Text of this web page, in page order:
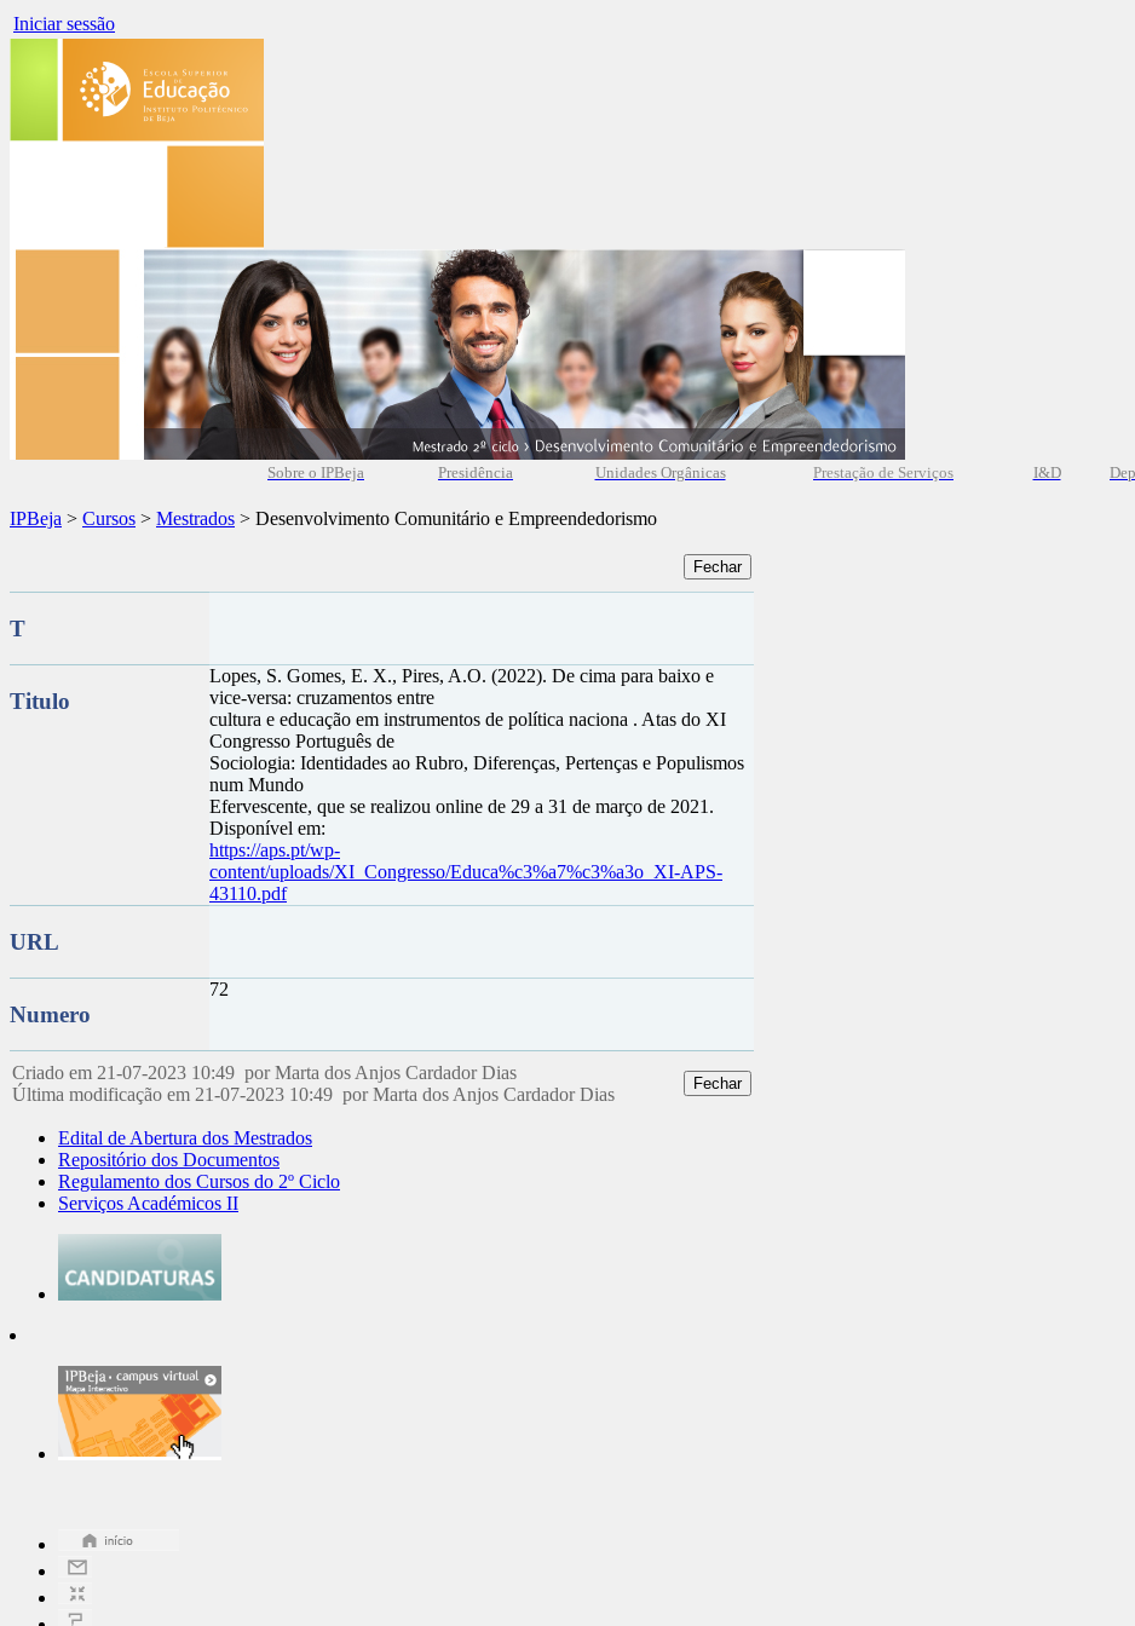
Iniciar sessão
Sobre o IPBeja Presidência Unidades Orgânicas Prestação de Serviços I&D
IPBeja > Cursos > Mestrados > Desenvolvimento Comunitário e Empreendedorismo
T
Titulo
Lopes, S. Gomes, E. X., Pires, A.O. (2022). De cima para baixo e
vice-versa: cruzamentos entre
cultura e educação em instrumentos de política naciona . Atas do XI
Congresso Português de
Sociologia: Identidades ao Rubro, Diferenças, Pertenças e Populismos
num Mundo
Efervescente, que se realizou online de 29 a 31 de março de 2021.
Disponível em:
https://aps.pt/wp-
content/uploads/XI_Congresso/Educa%c3%a7%c3%a3o_XI-APS-
43110.pdf
URL
Numero
72
Criado em 21-07-2023 10:49 por Marta dos Anjos Cardador Dias
Última modificação em 21-07-2023 10:49 por Marta dos Anjos Cardador Dias
Edital de Abertura dos Mestrados
Repositório dos Documentos
Regulamento dos Cursos do 2º Ciclo
Serviços Académicos II